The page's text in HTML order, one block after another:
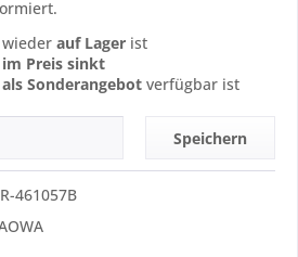
auf Lager ist
im Preis sinkt
als Sonderangebot verfügbar ist
Speichern
461057B